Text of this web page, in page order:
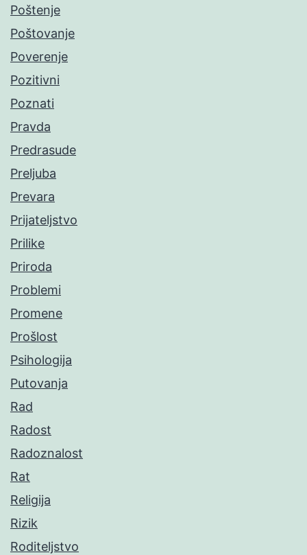
Poštenje
Poštovanje
Poverenje
Pozitivni
Poznati
Pravda
Predrasude
Preljuba
Prevara
Prijateljstvo
Prilike
Priroda
Problemi
Promene
Prošlost
Psihologija
Putovanja
Rad
Radost
Radoznalost
Rat
Religija
Rizik
Roditeljstvo